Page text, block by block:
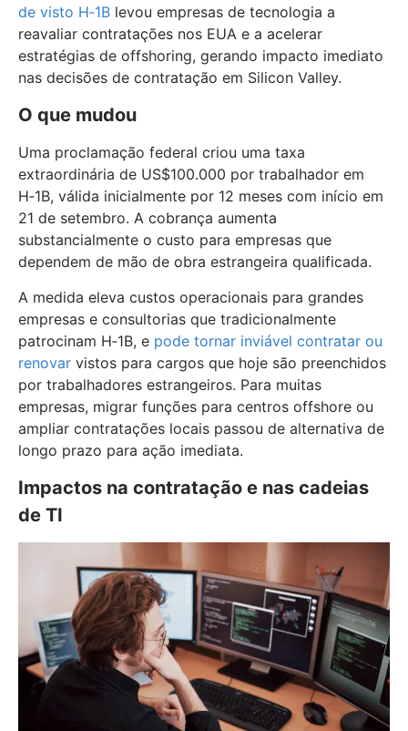
de visto H‑1B levou empresas de tecnologia a
reavaliar contratações nos EUA e a acelerar
estratégias de offshoring, gerando impacto imediato
nas decisões de contratação em Silicon Valley.
O que mudou
Uma proclamação federal criou uma taxa
extraordinária de US$100.000 por trabalhador em
H‑1B, válida inicialmente por 12 meses com início em
21 de setembro. A cobrança aumenta
substancialmente o custo para empresas que
dependem de mão de obra estrangeira qualificada.
A medida eleva custos operacionais para grandes
empresas e consultorias que tradicionalmente
patrocinam H‑1B, e pode tornar inviável contratar ou
renovar vistos para cargos que hoje são preenchidos
por trabalhadores estrangeiros. Para muitas
empresas, migrar funções para centros offshore ou
ampliar contratações locais passou de alternativa de
longo prazo para ação imediata.
Impactos na contratação e nas cadeias
de TI